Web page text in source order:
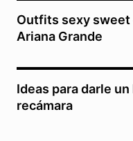
Outfits sexy sweet
Ariana Grande
Ideas para darle
recámara